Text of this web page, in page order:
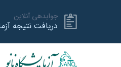
جوابدهی آنلاین
دریافت نتیجه